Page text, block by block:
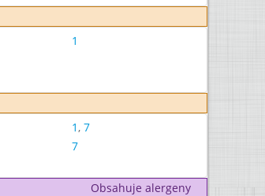
1
1, 7
7
Obsahuje alergeny